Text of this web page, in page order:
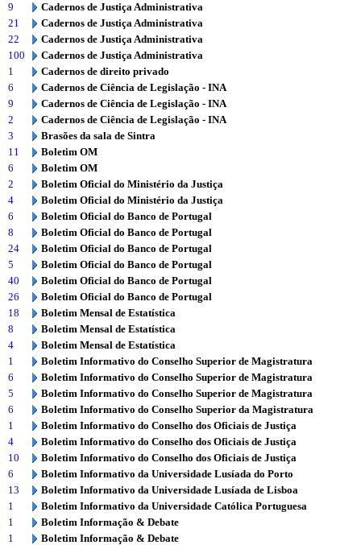
9
Cadernos de Justiça Administrativa
21
Cadernos de Justiça Administrativa
22
Cadernos de Justiça Administrativa
100
Cadernos de Justiça Administrativa
1
Cadernos de direito privado
6
Cadernos de Ciência de Legislação - INA
9
Cadernos de Ciência de Legislação - INA
2
Cadernos de Ciência de Legislação - INA
3
Brasões da sala de Sintra
11
Boletim OM
6
Boletim OM
2
Boletim Oficial do Ministério da Justiça
4
Boletim Oficial do Ministério da Justiça
6
Boletim Oficial do Banco de Portugal
8
Boletim Oficial do Banco de Portugal
24
Boletim Oficial do Banco de Portugal
5
Boletim Oficial do Banco de Portugal
40
Boletim Oficial do Banco de Portugal
26
Boletim Oficial do Banco de Portugal
18
Boletim Mensal de Estatística
8
Boletim Mensal de Estatística
4
Boletim Mensal de Estatística
1
Boletim Informativo do Conselho Superior de Magistratura
6
Boletim Informativo do Conselho Superior de Magistratura
5
Boletim Informativo do Conselho Superior de Magistratura
6
Boletim Informativo do Conselho Superior da Magistratura
1
Boletim Informativo do Conselho dos Oficiais de Justiça
4
Boletim Informativo do Conselho dos Oficiais de Justiça
10
Boletim Informativo do Conselho dos Oficiais de Justiça
6
Boletim Informativo da Universidade Lusíada do Porto
13
Boletim Informativo da Universidade Lusíada de Lisboa
1
Boletim Informativo da Universidade Católica Portuguesa
1
Boletim Informação & Debate
1
Boletim Informação & Debate